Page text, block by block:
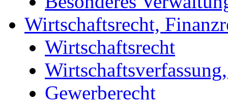
Wirtschaftsrecht,
Wirtschaftsrecht
Gewerberecht